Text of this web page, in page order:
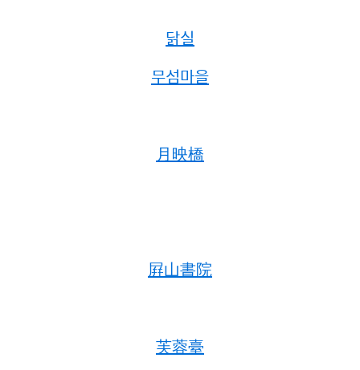
닭실
무섬마을
月映橋
屛山書院
芙蓉臺